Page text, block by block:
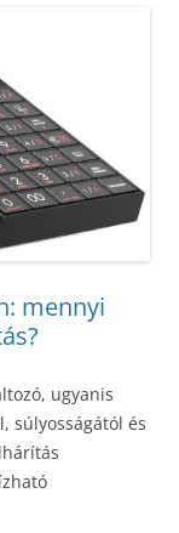
mennyi
ugyanis
súlyosságától és